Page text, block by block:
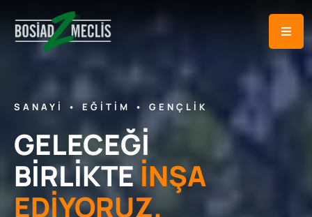
SANAYİ • EĞİTİM • GENÇLİK
GELECEĞİ
BİRLİKTEİNŞA
EDİYORUZ.